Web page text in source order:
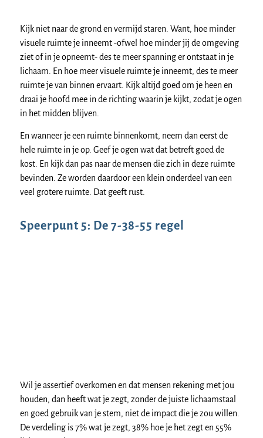
Kijk niet naar de grond en vermijd staren. Want, hoe minder
visuele ruimte je inneemt -ofwel hoe minder jij de omgeving
ziet of in je opneemt- des te meer spanning er ontstaat in je
lichaam. En hoe meer visuele ruimte je inneemt, des te meer
ruimte je van binnen ervaart. Kijk altijd goed om je heen en
draai je hoofd mee in de richting waarin je kijkt, zodat je ogen
in het midden blijven.
En wanneer je een ruimte binnenkomt, neem dan eerst de
hele ruimte in je op. Geef je ogen wat dat betreft goed de
kost. En kijk dan pas naar de mensen die zich in deze ruimte
bevinden. Ze worden daardoor een klein onderdeel van een
veel grotere ruimte. Dat geeft rust.
Speerpunt 5: De 7-38-55 regel
Wil je assertief overkomen en dat mensen rekening met jou
houden, dan heeft wat je zegt, zonder de juiste lichaamstaal
en goed gebruik van je stem, niet de impact die je zou willen.
De verdeling is 7% wat je zegt, 38% hoe je het zegt en 55%